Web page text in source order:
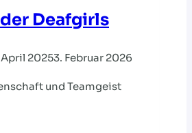
Deafgirls
April 20253. Februar 2026
und Teamgeist